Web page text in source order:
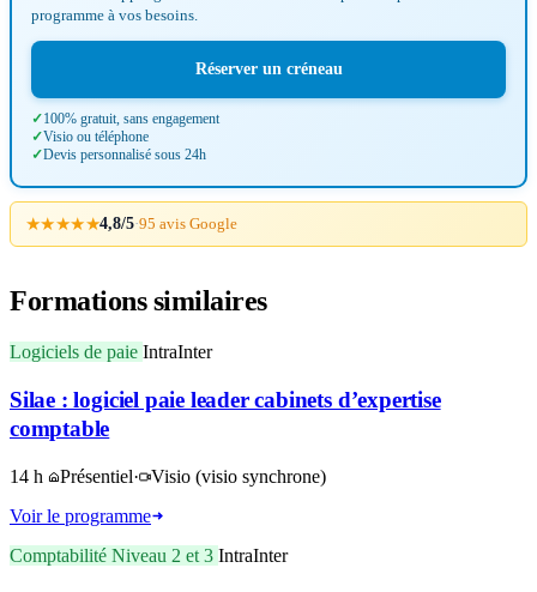
programme à vos besoins.
Réserver un créneau
100% gratuit, sans engagement
Visio ou téléphone
Devis personnalisé sous 24h
★★★★★4,8/5·95 avis Google
Formations similaires
Logiciels de paie IntraInter
Silae : logiciel paie leader cabinets d’expertise
comptable
14 h Présentiel· Visio (visio synchrone)
Voir le programme
Comptabilité Niveau 2 et 3 IntraInter